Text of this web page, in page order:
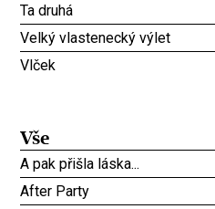
Ta druhá
Velký vlastenecký výlet
Vlček
Vše
A pak přišla láska...
After Party